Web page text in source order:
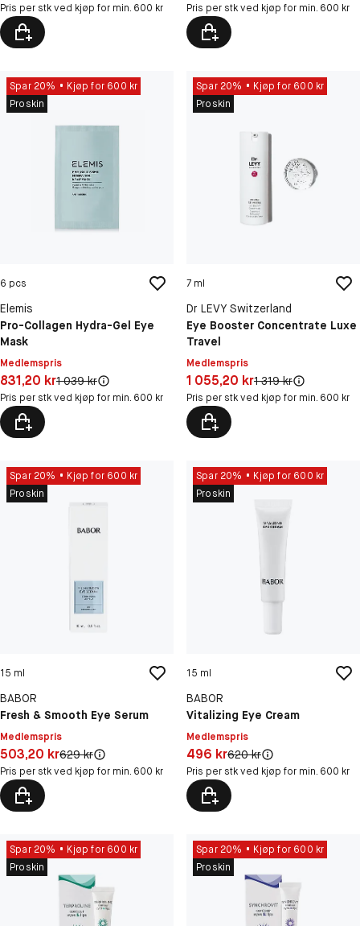
Pris per stk ved kjøp for min. 600 kr Pris per stk ved kjøp for min. 600 kr
Spar 20%
Kjøp for 600 kr
Proskin
6 pcs
Elemis
Pro-Collagen Hydra-Gel Eye
Mask
Medlemspris
Pris: 831,20 kr
831,20 krOriginal pris:
1 039 kr
Pris per stk ved kjøp for min. 600 kr
Spar 20%
Kjøp for 600 kr
Proskin
7 ml
Dr LEVY Switzerland
Eye Booster Concentrate Luxe
Travel
Medlemspris
Pris: 1 055,20 kr
1 055,20 krOriginal pris:
1 319 kr
Pris per stk ved kjøp for min. 600 kr
Spar 20%
Kjøp for 600 kr
Proskin
15 ml
BABOR
Fresh & Smooth Eye Serum
Medlemspris
Pris: 503,20 kr
503,20 krOriginal pris:
629 kr
Pris per stk ved kjøp for min. 600 kr
Spar 20%
Kjøp for 600 kr
Proskin
15 ml
BABOR
Vitalizing Eye Cream
Medlemspris
Pris: 496 kr
496 krOriginal pris:
620 kr
Pris per stk ved kjøp for min. 600 kr
Spar 20%
Kjøp for 600 kr
Proskin
Spar 20%
Kjøp for 600 kr
Proskin